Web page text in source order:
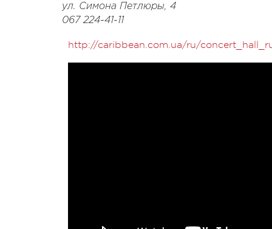
ул. Симона Петлюры, 4
067 224-41-11
http://caribbean.com.ua/ru/